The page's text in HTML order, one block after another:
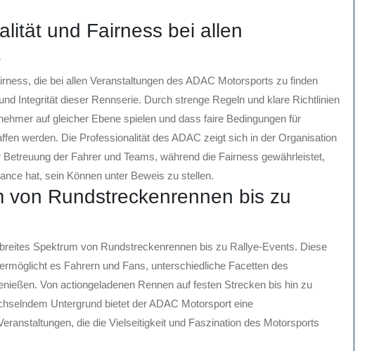
und Fairness bei allen
die bei allen Veranstaltungen des ADAC Motorsports zu finden
Integrität dieser Rennserie. Durch strenge Regeln und klare Richtlinien
auf gleicher Ebene spielen und dass faire Bedingungen für
werden. Die Professionalität des ADAC zeigt sich in der Organisation
der Fahrer und Teams, während die Fairness gewährleistet,
hat, sein Können unter Beweis zu stellen.
von Rundstreckenrennen bis zu
Spektrum von Rundstreckenrennen bis zu Rallye-Events. Diese
es Fahrern und Fans, unterschiedliche Facetten des
Von actiongeladenen Rennen auf festen Strecken bis hin zu
Untergrund bietet der ADAC Motorsport eine
die die Vielseitigkeit und Faszination des Motorsports